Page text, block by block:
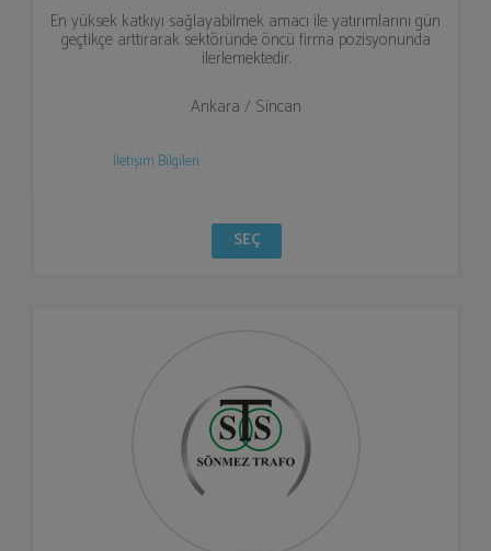
En yüksek katkıyı sağlayabilmek amacı ile yatırımlarını gün
geçtikçe arttırarak sektöründe öncü firma pozisyonunda
ilerlemektedir.
Ankara / Sincan
İletişim Bilgileri
SEÇ